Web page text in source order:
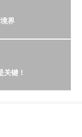
界
键！